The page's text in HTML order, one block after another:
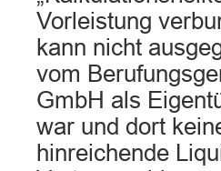
Vorleistung
kann nicht
vom
GmbH als
war und dort
hinreichende